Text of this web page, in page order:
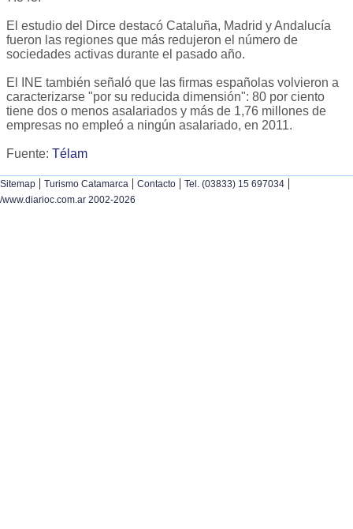
El estudio del Dirce destacó Cataluña, Madrid y Andalucía
fueron las regiones que más redujeron el número de
sociedades activas durante el pasado año.
El INE también señaló que las firmas españolas volvieron a
caracterizarse "por su reducida dimensión": 80 por ciento
tiene dos o menos asalariados y más de 1,76 millones de
empresas no empleó a ningún asalariado, en 2011.
Fuente: Télam
Sitemap | Turismo Catamarca | Contacto | Tel. (03833) 15 697034 |
/www.diarioc.com.ar 2002-2026